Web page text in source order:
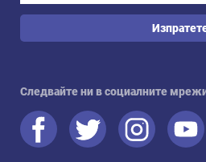
Следвайте ни в социалните